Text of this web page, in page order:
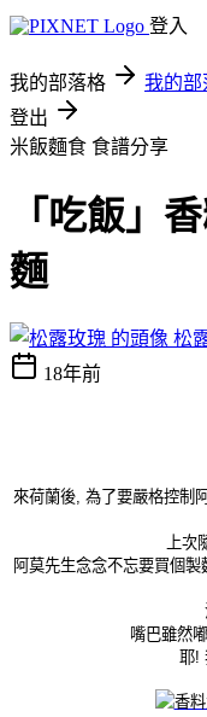
登入
我的部落格 我的部
登出
米飯麵食 食譜分享
「吃飯」
麵
松
18年前
來荷蘭後, 為了要嚴格控制
上次
阿莫先生念念不忘要買個
嘴巴雖然
耶!